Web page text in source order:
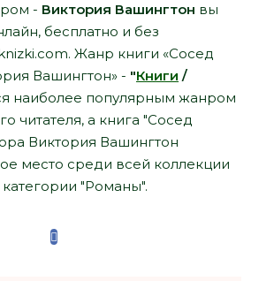
- Виктория Вашингтон вы
бесплатно и без
Жанр книги «Сосед
Вашингтон» - "Книги /
наиболее популярным жанром
читателя, а книга "Сосед
Виктория Вашингтон
место среди всей коллекции
"Романы".